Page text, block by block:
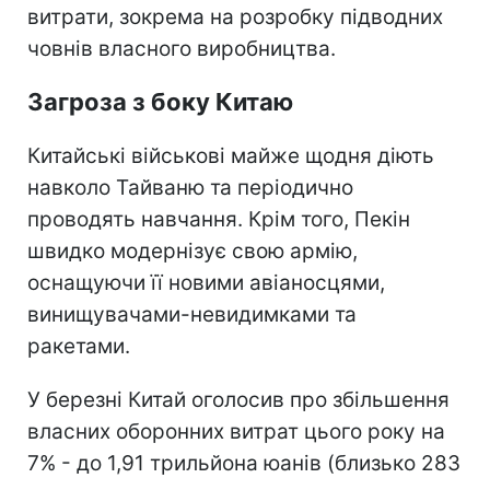
витрати, зокрема на розробку підводних
човнів власного виробництва.
Загроза з боку Китаю
Китайські військові майже щодня діють
навколо Тайваню та періодично
проводять навчання. Крім того, Пекін
швидко модернізує свою армію,
оснащуючи її новими авіаносцями,
винищувачами-невидимками та
ракетами.
У березні Китай оголосив про збільшення
власних оборонних витрат цього року на
7% - до 1,91 трильйона юанів (близько 283